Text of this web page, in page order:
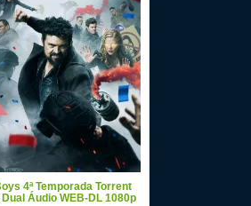
4ª Temporada Torrent
Áudio WEB-DL 1080p